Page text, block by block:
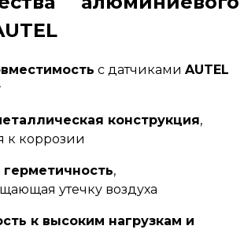
с датчиками AUTEL
конструкция,
к коррозии
,
утечку воздуха
к высоким нагрузкам и